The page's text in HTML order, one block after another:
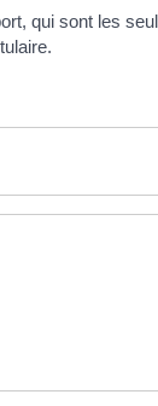
qui sont les